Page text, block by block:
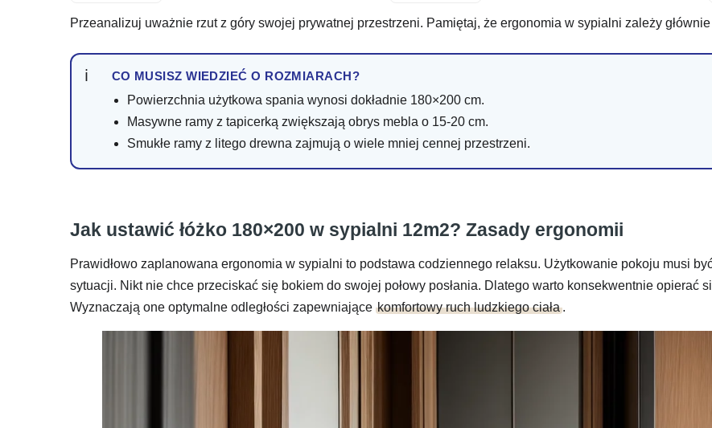
Przeanalizuj uważnie rzut z góry swojej prywatnej przestrzeni. Pamiętaj, że ergonomia w sypialni zależy
CO MUSISZ WIEDZIEĆ O ROZMIARACH?
Powierzchnia użytkowa spania wynosi dokładnie 180×200 cm.
Masywne ramy z tapicerką zwiększają obrys mebla o 15-20 cm.
Smukłe ramy z litego drewna zajmują o wiele mniej cennej przestrzeni.
Jak ustawić łóżko 180×200 w sypialni 12m2? Zasady ergonomii
Prawidłowo zaplanowana ergonomia w sypialni to podstawa codziennego relaksu. Użytkowanie pokoju musi
sytuacji. Nikt nie chce przeciskać się bokiem do swojej połowy posłania. Dlatego warto konsekwentnie opierać
Wyznaczają one optymalne odległości zapewniające komfortowy ruch ludzkiego ciała.